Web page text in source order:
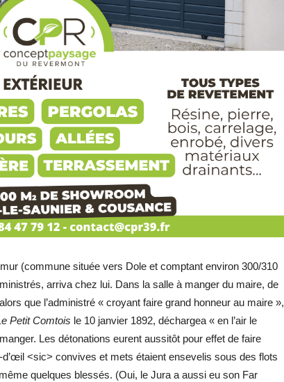
(commune située vers Dole et comptant environ 300/310
arriva chez lui. Dans la salle à manger du maire, de
que l’administré « croyant faire grand honneur au maire »,
Petit Comtois le 10 janvier 1892, déchargea « en l’air le
Les détonations eurent aussitôt pour effet de faire
<sic> convives et mets étaient ensevelis sous des flots
quelques blessés. (Oui, le Jura a aussi eu son Far